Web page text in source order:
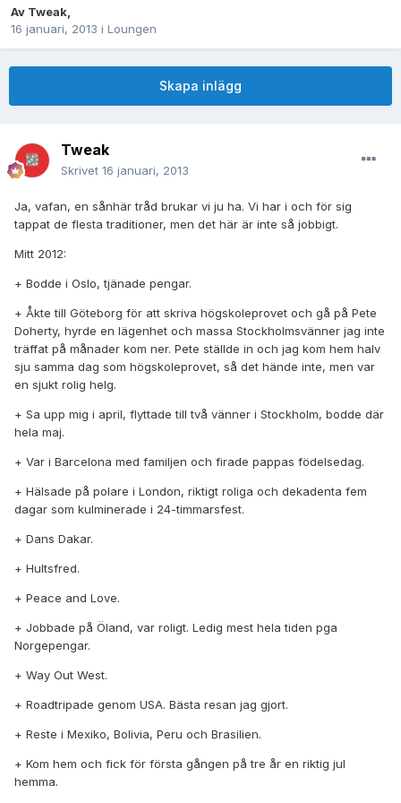
Av Tweak,
16 januari, 2013 i Loungen
Skapa inlägg
Tweak
Skrivet 16 januari, 2013
Ja, vafan, en sånhär tråd brukar vi ju ha. Vi har i och för sig
tappat de flesta traditioner, men det här är inte så jobbigt.
Mitt 2012:
+ Bodde i Oslo, tjänade pengar.
+ Åkte till Göteborg för att skriva högskoleprovet och gå på Pete
Doherty, hyrde en lägenhet och massa Stockholmsvänner jag inte
träffat på månader kom ner. Pete ställde in och jag kom hem halv
sju samma dag som högskoleprovet, så det hände inte, men var
en sjukt rolig helg.
+ Sa upp mig i april, flyttade till två vänner i Stockholm, bodde där
hela maj.
+ Var i Barcelona med familjen och firade pappas födelsedag.
+ Hälsade på polare i London, riktigt roliga och dekadenta fem
dagar som kulminerade i 24-timmarsfest.
+ Dans Dakar.
+ Hultsfred.
+ Peace and Love.
+ Jobbade på Öland, var roligt. Ledig mest hela tiden pga
Norgepengar.
+ Way Out West.
+ Roadtripade genom USA. Bästa resan jag gjort.
+ Reste i Mexiko, Bolivia, Peru och Brasilien.
+ Kom hem och fick för första gången på tre år en riktig jul
hemma.